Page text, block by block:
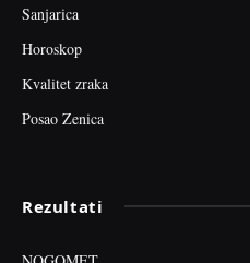
Sanjarica
Horoskop
Kvalitet zraka
Posao Zenica
Rezultati